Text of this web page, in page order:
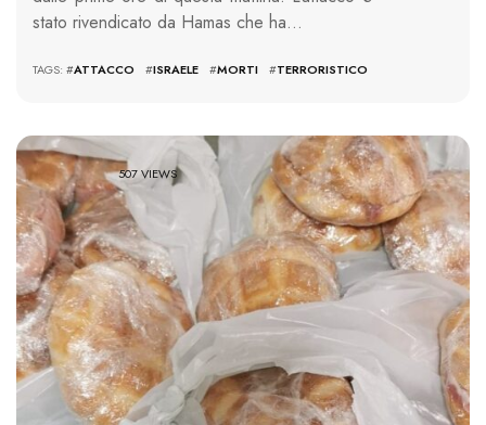
stato rivendicato da Hamas che ha…
TAGS: #ATTACCO #ISRAELE #MORTI #TERRORISTICO
507 VIEWS